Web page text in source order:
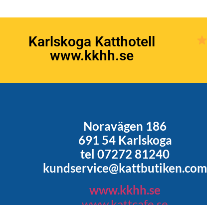
Karlskoga Katthotell
www.kkhh.se
Noravägen 186
691 54 Karlskoga
tel 07272 81240
kundservice@kattbutiken.com
www.kkhh.se